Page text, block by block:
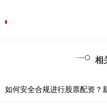
相
如何安全合规进行股票配资？